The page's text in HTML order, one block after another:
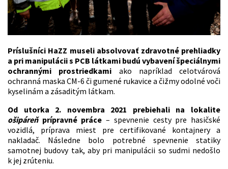
Príslušníci HaZZ museli absolvovať zdravotné prehliadky
a pri manipulácii s PCB látkami budú vybavení špeciálnymi
ochrannými prostriedkami ako napríklad celotvárová
ochranná maska CM-6 či gumené rukavice a čižmy odolné voči
kyselinám a zásaditým látkam.
Od utorka 2. novembra 2021 prebiehali na lokalite
ošipáreňprípravné práce – spevnenie cesty pre hasičské
vozidlá, príprava miest pre certifikované kontajnery a
nakladač. Následne bolo potrebné spevnenie statiky
samotnej budovy tak, aby pri manipulácii so sudmi nedošlo
k jej zrúteniu.